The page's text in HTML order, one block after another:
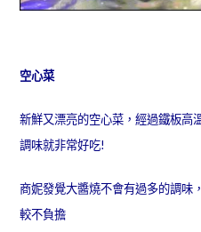
空心菜
新鮮又漂亮的空心菜，經過鐵板高
調味就非常好吃!
商妮發覺大醬燒不會有過多的調味
較不負擔